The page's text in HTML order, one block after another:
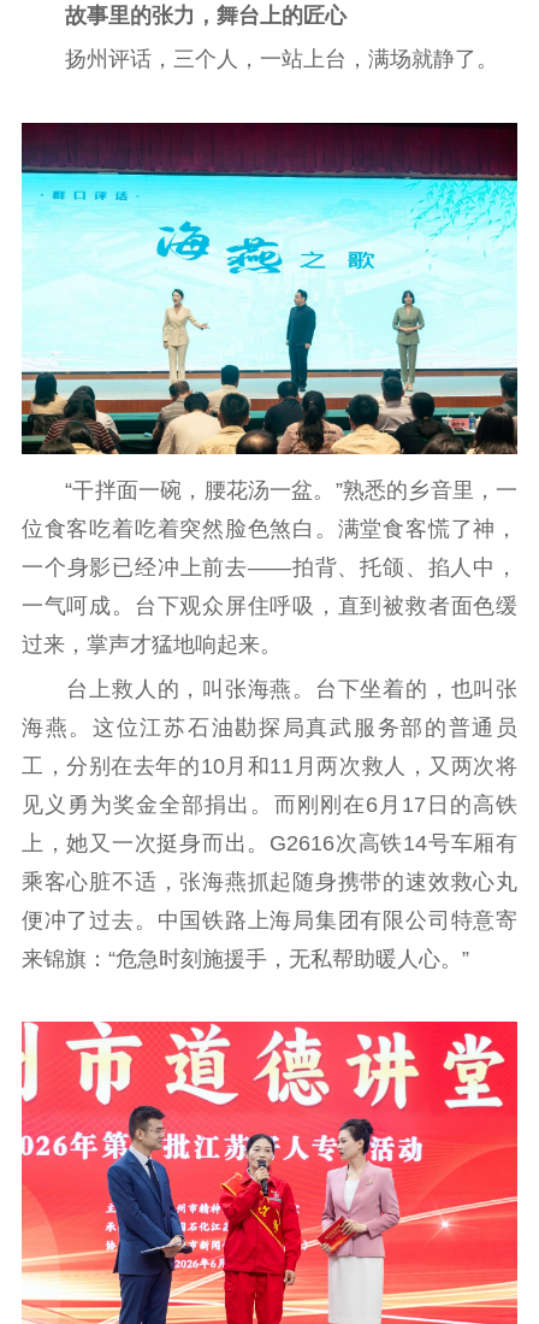
统计分析
审读服务
电影
理论宣讲
政工继续教育学
责任编辑注册
业务申报系统
故事里的张力，舞台上的匠心
扬州评话，三个人，一站上台，满场就静了。
“干拌面一碗，腰花汤一盆。”熟悉的乡音里，一
位食客吃着吃着突然脸色煞白。满堂食客慌了神，
一个身影已经冲上前去——拍背、托颌、掐人中，
一气呵成。台下观众屏住呼吸，直到被救者面色缓
过来，掌声才猛地响起来。
台上救人的，叫张海燕。台下坐着的，也叫张
海燕。这位江苏石油勘探局真武服务部的普通员
工，分别在去年的10月和11月两次救人，又两次将
见义勇为奖金全部捐出。而刚刚在6月17日的高铁
上，她又一次挺身而出。G2616次高铁14号车厢有
乘客心脏不适，张海燕抓起随身携带的速效救心丸
便冲了过去。中国铁路上海局集团有限公司特意寄
来锦旗：“危急时刻施援手，无私帮助暖人心。”